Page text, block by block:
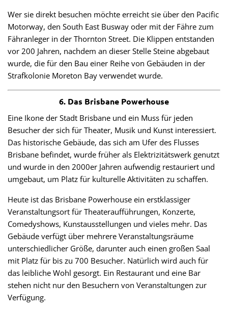
Wer sie direkt besuchen möchte erreicht sie über den Pacific
Motorway, den South East Busway oder mit der Fähre zum
Fähranleger in der Thornton Street. Die Klippen entstanden
vor 200 Jahren, nachdem an dieser Stelle Steine abgebaut
wurde, die für den Bau einer Reihe von Gebäuden in der
Strafkolonie Moreton Bay verwendet wurde.
6. Das Brisbane Powerhouse
Eine Ikone der Stadt Brisbane und ein Muss für jeden
Besucher der sich für Theater, Musik und Kunst interessiert.
Das historische Gebäude, das sich am Ufer des Flusses
Brisbane befindet, wurde früher als Elektrizitätswerk genutzt
und wurde in den 2000er Jahren aufwendig restauriert und
umgebaut, um Platz für kulturelle Aktivitäten zu schaffen.
Heute ist das Brisbane Powerhouse ein erstklassiger
Veranstaltungsort für Theateraufführungen, Konzerte,
Comedyshows, Kunstausstellungen und vieles mehr. Das
Gebäude verfügt über mehrere Veranstaltungsräume
unterschiedlicher Größe, darunter auch einen großen Saal
mit Platz für bis zu 700 Besucher. Natürlich wird auch für
das leibliche Wohl gesorgt. Ein Restaurant und eine Bar
stehen nicht nur den Besuchern von Veranstaltungen zur
Verfügung.